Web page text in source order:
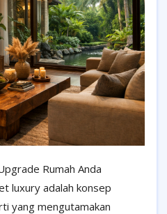
Rumah Anda
luxury adalah konsep
yang mengutamakan